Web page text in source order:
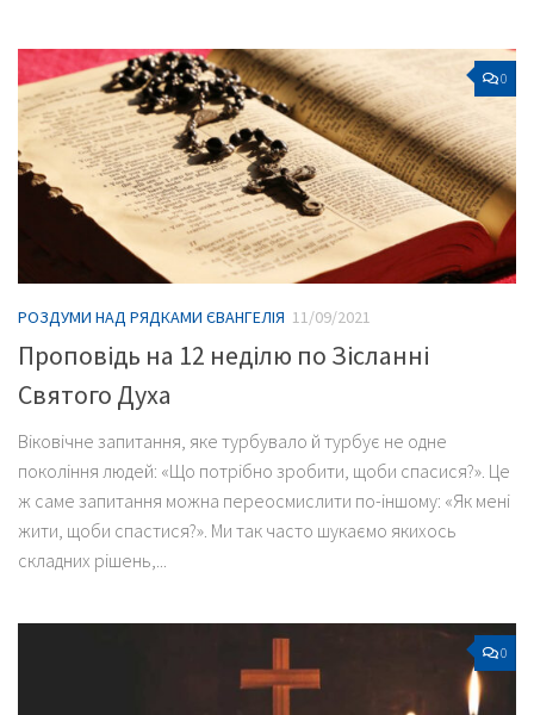
0
РОЗДУМИ НАД РЯДКАМИ ЄВАНГЕЛІЯ 11/09/2021
Проповідь на 12 неділю по Зісланні
Святого Духа
Віковічне запитання, яке турбувало й турбує не одне
покоління людей: «Що потрібно зробити, щоби спасися?». Це
ж саме запитання можна переосмислити по-іншому: «Як мені
жити, щоби спастися?». Ми так часто шукаємо якихось
складних рішень,...
0